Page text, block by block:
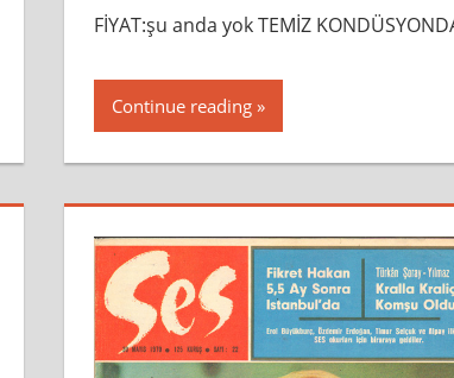
FİYAT:şu anda yok TEMİZ
Continue reading